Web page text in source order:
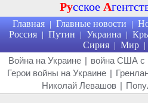
Русское А
Главная | Главные новости |
Россия | Путин | Украина |
Сирия | Мир |
Война на Украине | война США с
Герои войны на Украине |
Николай Левашов |